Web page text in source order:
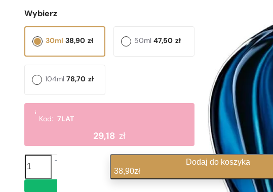
Wybierz pojemność:
38,90 zł
30ml 47,50 zł
50ml
78,70 zł
104ml
i
Kod: 7LAT
29,18 zł
ilość
N°
Dodaj do koszyka
38,90zł
1,30 zł / 1 ml, zaw. VAT